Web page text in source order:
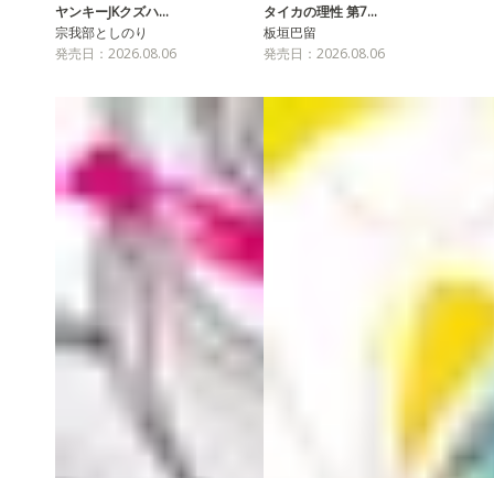
ヤンキーJKクズハ…
宗我部としのり
発売日：2026.08.06
タイカの理性 第7…
板垣巴留
発売日：2026.08.06